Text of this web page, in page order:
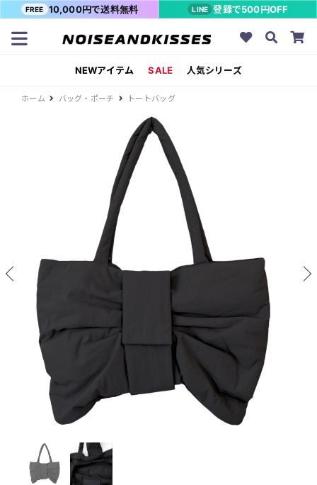
FREE 10,000円で送料無料 LINE 登録で500円OFF
NEWアイテム SALE 人気シリーズ
ホーム バッグ・ポーチ トートバッグ